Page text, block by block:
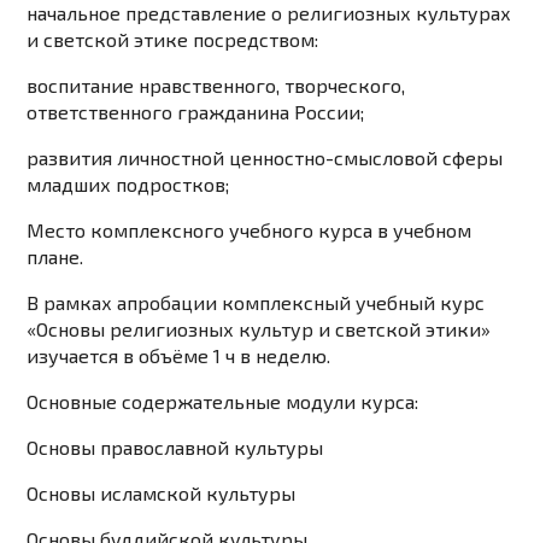
начальное представление о религиозных культурах
и светской этике посредством:
воспитание нравственного, творческого,
ответственного гражданина России;
развития личностной ценностно-смысловой сферы
младших подростков;
Место комплексного учебного курса в учебном
плане.
В рамках апробации комплексный учебный курс
«Основы религиозных культур и светской этики»
изучается в объёме 1 ч в неделю.
Основные содержательные модули курса:
Основы православной культуры
Основы исламской культуры